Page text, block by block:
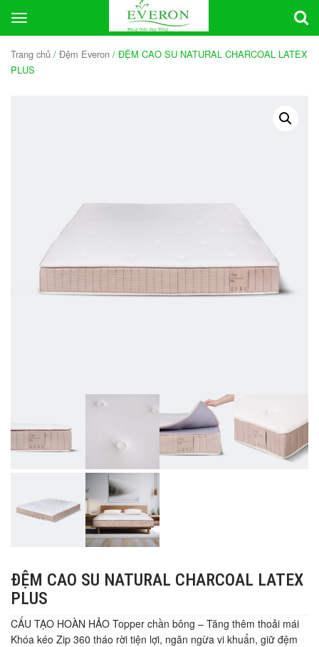
Toggle
navigation
Trang chủ / Đệm Everon / ĐỆM CAO SU NATURAL CHARCOAL LATEX
PLUS
ĐỆM CAO SU NATURAL CHARCOAL LATEX
PLUS
CẤU TẠO HOÀN HẢO Topper chần bông – Tăng thêm thoải mái
Khóa kéo Zip 360 tháo rời tiện lợi, ngăn ngừa vi khuẩn, giữ đệm